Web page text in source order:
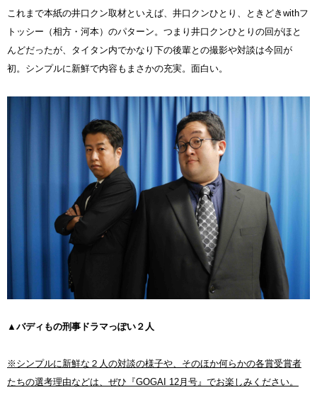
これまで本紙の井口クン取材といえば、井口クンひとり、ときどきwithフ
トッシー（相方・河本）のパターン。つまり井口クンひとりの回がほと
んどだったが、タイタン内でかなり下の後輩との撮影や対談は今回が
初。シンプルに新鮮で内容もまさかの充実。面白い。
▲バディもの刑事ドラマっぽい２人
※シンプルに新鮮な２人の対談の様子や、そのほか何らかの各賞受賞者
たちの選考理由などは、ぜひ『GOGAI 12月号』でお楽しみください。